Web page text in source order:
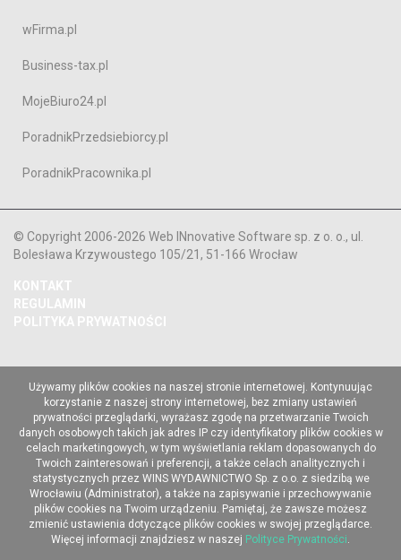
wFirma.pl
Business-tax.pl
MojeBiuro24.pl
PoradnikPrzedsiebiorcy.pl
PoradnikPracownika.pl
© Copyright 2006-2026 Web INnovative Software sp. z o. o., ul.
Bolesława Krzywoustego 105/21, 51-166 Wrocław
KONTAKT
REGULAMIN
POLITYKA PRYWATNOŚCI
Używamy plików cookies na naszej stronie internetowej. Kontynuując
korzystanie z naszej strony internetowej, bez zmiany ustawień
prywatności przeglądarki, wyrażasz zgodę na przetwarzanie Twoich
danych osobowych takich jak adres IP czy identyfikatory plików cookies w
celach marketingowych, w tym wyświetlania reklam dopasowanych do
Twoich zainteresowań i preferencji, a także celach analitycznych i
statystycznych przez WINS WYDAWNICTWO Sp. z o.o. z siedzibą we
Wrocławiu (Administrator), a także na zapisywanie i przechowywanie
plików cookies na Twoim urządzeniu. Pamiętaj, że zawsze możesz
zmienić ustawienia dotyczące plików cookies w swojej przeglądarce.
Więcej informacji znajdziesz w naszej Polityce Prywatności.